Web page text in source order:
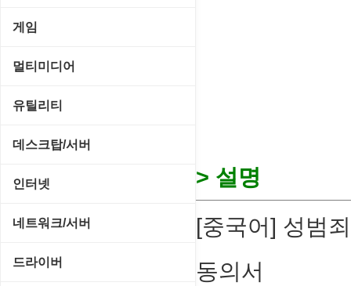
게임
게임 관련 툴
아케이드/액션
앱플레이어
온라인게임
멀티미디어
CD/DVD 재생기
비디오 재생기
사운드 에디터
유틸리티
CD/CDR/DVD
바이러스 백신
데스크탑/서버
Prometheus
인터넷
FTP/텔넷/통신
네트워크/서버
FTP 서버
드라이버
> 설명
[중국어] 성범
동의서